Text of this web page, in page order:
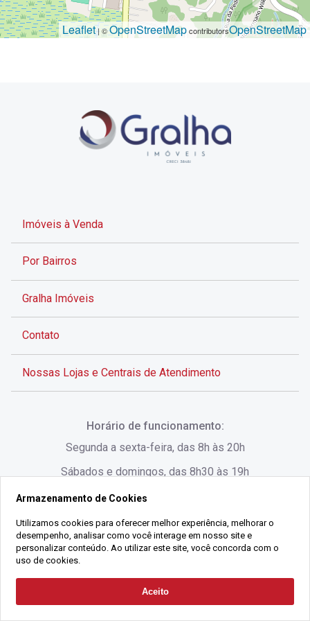
Solicitar Contato
Leaflet| ©OpenStreetMapcontributorsOpenStreetMap
Imóveis à Venda
Por Bairros
Gralha Imóveis
Contato
Nossas Lojas e Centrais de Atendimento
Rua Lauro Linhares, 1080 - Trindade, Florianópolis -
SC
(48) 3220-1045
Alameda César Nascimento, 549, Salas 1, 2 e 3 -
Horário de funcionamento:
Segunda a sexta-feira, das 8h às 20h
Sábados e domingos, das 8h30 às 19h
2021 Copyright - Gralha Imóveis CRECI 008060/O - Todos os direitos
Armazenamento de Cookies
Utilizamos cookies para oferecer melhor experiência, melhorar o
desempenho, analisar como você interage em nosso site e
personalizar conteúdo. Ao utilizar este site, você concorda com o
uso de cookies.
Aceito